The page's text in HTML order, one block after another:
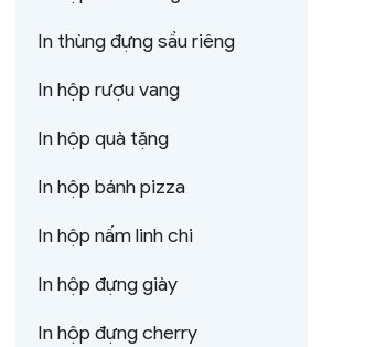
In thùng đựng sầu riêng
In hộp rượu vang
In hộp quà tặng
In hộp bánh pizza
In hộp nấm linh chi
In hộp đựng giày
In hộp đựng cherry